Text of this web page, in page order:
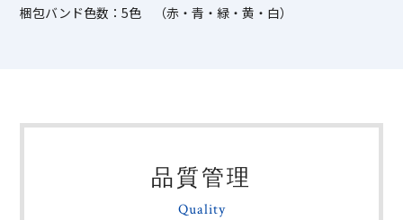
梱包バンド色数：5色 （赤・青・緑・黄・白）
品質管理
Quality